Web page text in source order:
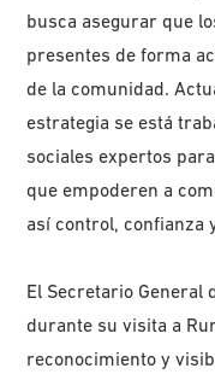
busca asegurar que
presentes de forma
de la comunidad.
estrategia se está
sociales expertos
que empoderen a
así control, confianza
El Secretario General
durante su visita a
reconocimiento y